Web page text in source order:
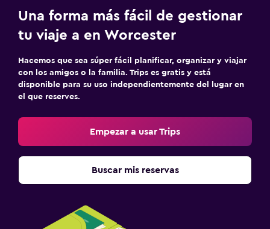
Una forma más fácil de gestionar
tu viaje a en Worcester
Hacemos que sea súper fácil planificar, organizar y viajar
con los amigos o la familia. Trips es gratis y está
disponible para su uso independientemente del lugar en
el que reserves.
Empezar a usar Trips
Buscar mis reservas